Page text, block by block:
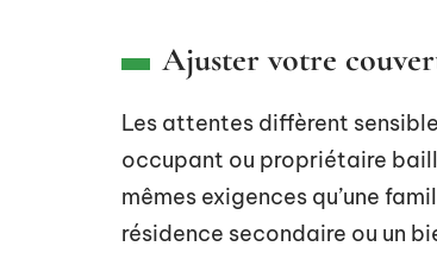
Ajuster votre
Les attentes diffèrent
occupant ou propriétaire
mêmes exigences qu’une
résidence secondaire ou un